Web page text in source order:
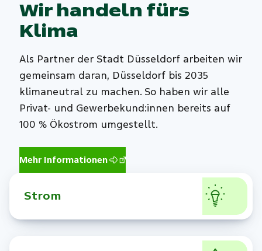
Wir handeln fürs
Klima
Als Partner der Stadt Düsseldorf arbeiten wir
gemeinsam daran, Düsseldorf bis 2035
klimaneutral zu machen. So haben wir alle
Privat- und Gewerbekund:innen bereits auf
100 % Ökostrom umgestellt.
Mehr Informationen
Strom